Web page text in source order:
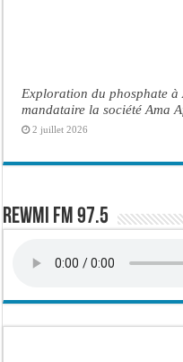
Exploration du phosphate
mandataire la société Ama
2 juillet 2026
Rewmi FM 97.5